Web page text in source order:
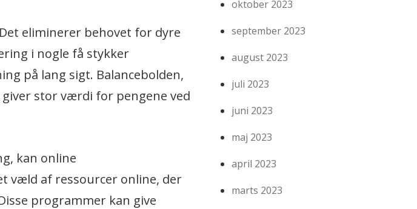
eliminerer behovet for dyre
i nogle få stykker
på lang sigt. Balancebolden,
stor værdi for pengene ved
kan online
væld af ressourcer online, der
programmer kan give
oktober 2023
september 2023
august 2023
juli 2023
juni 2023
maj 2023
april 2023
marts 2023